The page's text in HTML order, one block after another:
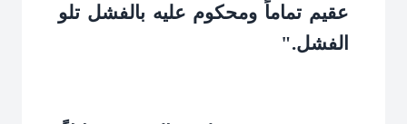
عقيم تماماً ومحكوم عليه بالفشل تلو
الفشل".